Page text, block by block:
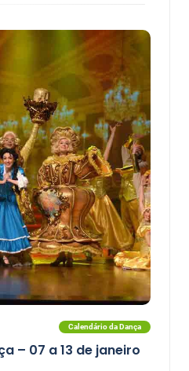
Calendário da Dança
– 07 a 13 de janeiro